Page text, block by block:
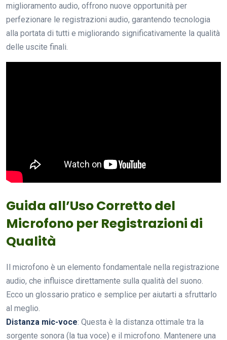
miglioramento audio, offrono nuove opportunità per
perfezionare le registrazioni audio, garantendo tecnologia
alla portata di tutti e migliorando significativamente la qualità
delle uscite finali.
Guida all’Uso Corretto del
Microfono per Registrazioni di
Qualità
Il microfono è un elemento fondamentale nella registrazione
audio, che influisce direttamente sulla qualità del suono.
Ecco un glossario pratico e semplice per aiutarti a sfruttarlo
al meglio.
Distanza mic-voce: Questa è la distanza ottimale tra la
sorgente sonora (la tua voce) e il microfono. Mantenere una